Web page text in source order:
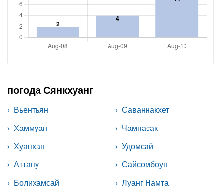
погода Сянкхуанг
Вьентьян
Саваннакхет
Хаммуан
Чампасак
Хуапхан
Удомсай
Аттапу
Сайсомбоун
Болихамсай
Луанг Намта